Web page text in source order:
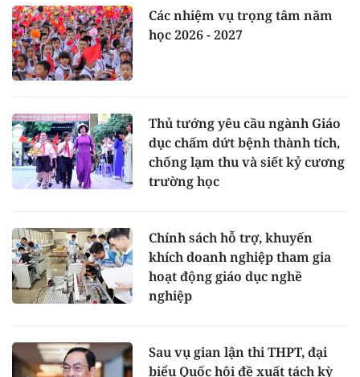
Các nhiệm vụ trọng tâm năm
học 2026 - 2027
Thủ tướng yêu cầu ngành Giáo
dục chấm dứt bệnh thành tích,
chống lạm thu và siết kỷ cương
trường học
Chính sách hỗ trợ, khuyến
khích doanh nghiệp tham gia
hoạt động giáo dục nghề
nghiệp
Sau vụ gian lận thi THPT, đại
biểu Quốc hội đề xuất tách kỳ